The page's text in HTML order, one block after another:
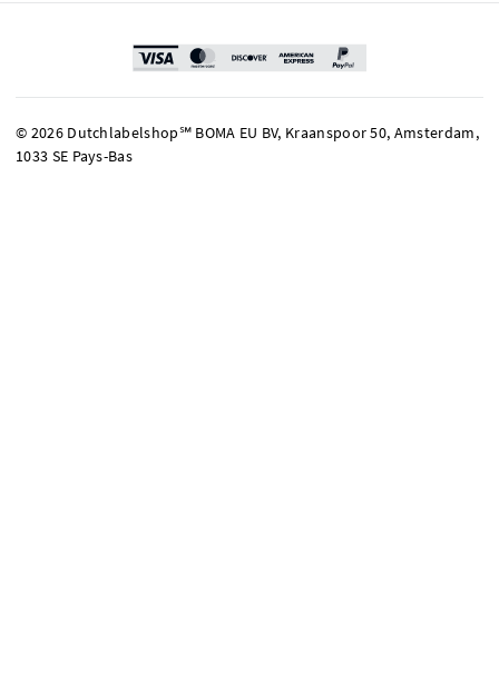
© 2026 Dutchlabelshop℠ BOMA EU BV, Kraanspoor 50, Amsterdam,
1033 SE Pays-Bas